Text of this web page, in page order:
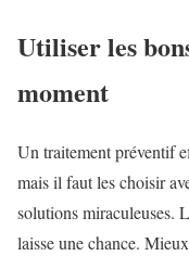
Utiliser les
moment
Un traitement préventif
mais il faut les choisir
solutions miraculeuses.
laisse une chance.